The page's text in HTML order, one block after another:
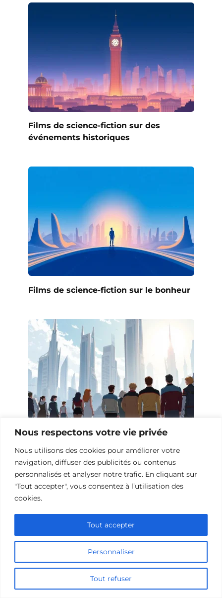
Nous respectons votre vie privée
Nous utilisons des cookies pour améliorer votre
navigation, diffuser des publicités ou contenus
personnalisés et analyser notre trafic. En cliquant sur
"Tout accepter", vous consentez à l’utilisation des
cookies.
Personnaliser
Tout refuser
Tout accepter
Films de science-fiction sur des
événements historiques
Films de science-fiction sur le bonheur
Ajouter un commentaire
Name
Comment